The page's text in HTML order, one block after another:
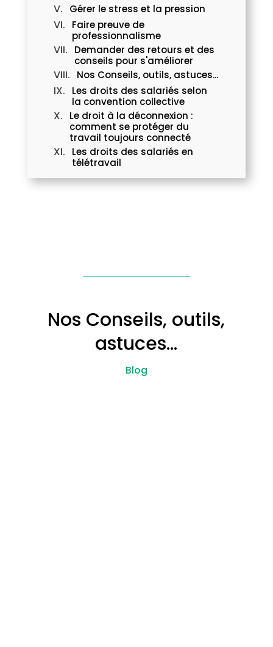
Gérer le stress et la pression
Faire preuve de
professionnalisme
Demander des retours et des
conseils pour s'améliorer
Nos Conseils, outils, astuces...
Les droits des salariés selon
la convention collective
Le droit à la déconnexion :
comment se protéger du
travail toujours connecté
Les droits des salariés en
télétravail
Nos Conseils, outils,
astuces…
Blog